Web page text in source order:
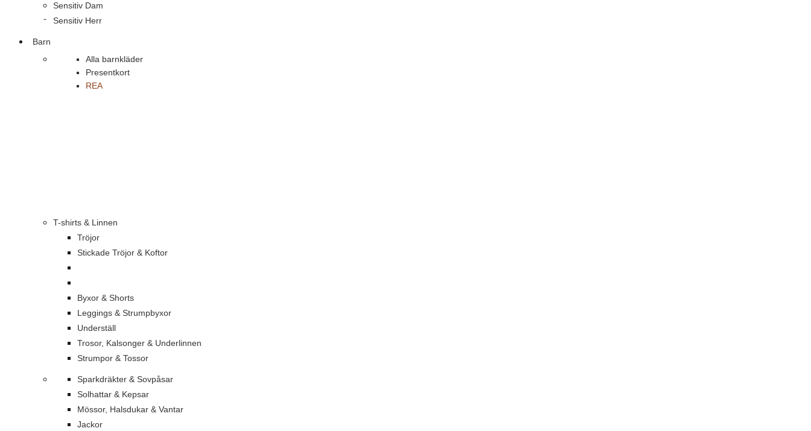
Sensitiv Dam
Sensitiv Herr
Barn
Alla barnkläder
Presentkort
REA
T-shirts & Linnen
Tröjor
Stickade Tröjor & Koftor
Byxor & Shorts
Leggings & Strumpbyxor
Underställ
Trosor, Kalsonger & Underlinnen
Strumpor & Tossor
Sparkdräkter & Sovpåsar
Solhattar & Kepsar
Mössor, Halsdukar & Vantar
Jackor